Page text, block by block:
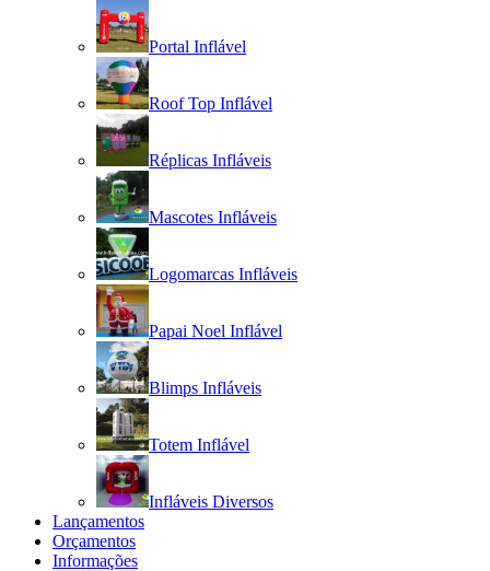
Portal Inflável
Roof Top Inflável
Réplicas Infláveis
Mascotes Infláveis
Logomarcas Infláveis
Papai Noel Inflável
Blimps Infláveis
Totem Inflável
Infláveis Diversos
Lançamentos
Orçamentos
Informações